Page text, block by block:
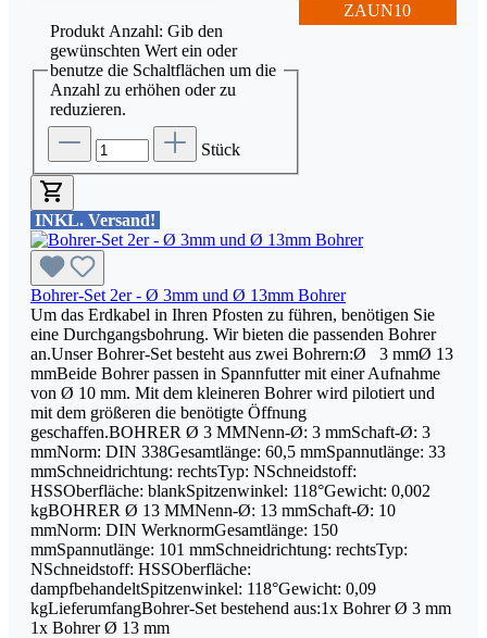
ZAUN10
Produkt Anzahl: Gib den
gewünschten Wert ein oder
benutze die Schaltflächen um die
Anzahl zu erhöhen oder zu
reduzieren.
Stück
INKL. Versand!
Bohrer-Set 2er - Ø 3mm und Ø 13mm Bohrer
Um das Erdkabel in Ihren Pfosten zu führen, benötigen Sie
eine Durchgangsbohrung. Wir bieten die passenden Bohrer
an.Unser Bohrer-Set besteht aus zwei Bohrern:Ø 3 mmØ 13
mmBeide Bohrer passen in Spannfutter mit einer Aufnahme
von Ø 10 mm. Mit dem kleineren Bohrer wird pilotiert und
mit dem größeren die benötigte Öffnung
geschaffen.BOHRER Ø 3 MMNenn-Ø: 3 mmSchaft-Ø: 3
mmNorm: DIN 338Gesamtlänge: 60,5 mmSpannutlänge: 33
mmSchneidrichtung: rechtsTyp: NSchneidstoff:
HSSOberfläche: blankSpitzenwinkel: 118°Gewicht: 0,002
kgBOHRER Ø 13 MMNenn-Ø: 13 mmSchaft-Ø: 10
mmNorm: DIN WerknormGesamtlänge: 150
mmSpannutlänge: 101 mmSchneidrichtung: rechtsTyp:
NSchneidstoff: HSSOberfläche:
dampfbehandeltSpitzenwinkel: 118°Gewicht: 0,09
kgLieferumfangBohrer-Set bestehend aus:1x Bohrer Ø 3 mm
1x Bohrer Ø 13 mm